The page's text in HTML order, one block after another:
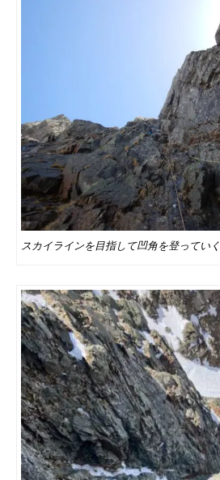
スカイラインを目指して凹角を登っていく